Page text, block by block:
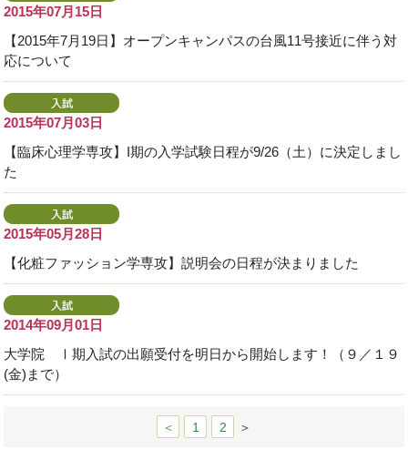
2015年07月15日
【2015年7月19日】オープンキャンパスの台風11号接近に伴う対
応について
2015年07月03日
【臨床心理学専攻】I期の入学試験日程が9/26（土）に決定しまし
た
2015年05月28日
【化粧ファッション学専攻】説明会の日程が決まりました
2014年09月01日
大学院 Ⅰ期入試の出願受付を明日から開始します！（９／１９
(金)まで）
＜ 1 2 ＞